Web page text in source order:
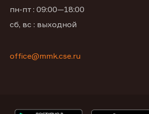
пн-пт : 09:00—18:00
сб, вс : выходной
office@mmk.cse.ru